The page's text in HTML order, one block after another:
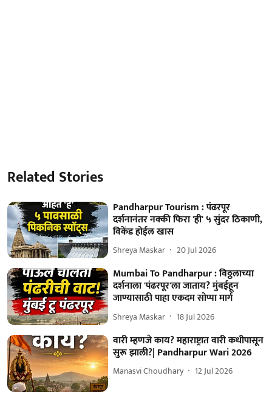
Related Stories
Pandharpur Tourism : पंढरपूर
दर्शनानंतर नक्की फिरा 'ही' ५ सुंदर ठिकाणी,
विकेंड होईल खास
Shreya Maskar 20 Jul 2026
Mumbai To Pandharpur : विठ्ठलाच्या
दर्शनाला 'पंढरपूर'ला जाताय? मुंबईहून
जाण्यासाठी पाहा एकदम सोप्पा मार्ग
Shreya Maskar 18 Jul 2026
वारी म्हणजे काय? महाराष्ट्रात वारी कधीपासून
सुरू झाली?| Pandharpur Wari 2026
Manasvi Choudhary 12 Jul 2026